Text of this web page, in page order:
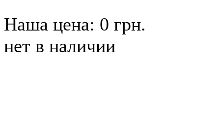
Наша цена: 0 грн.
нет в наличии